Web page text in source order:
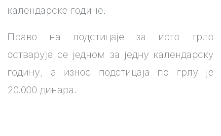
календарске године.
Право на подстицаје за исто грло
остварује се једном за једну календарску
годину, a износ подстицаја по грлу је
20.000 динара.